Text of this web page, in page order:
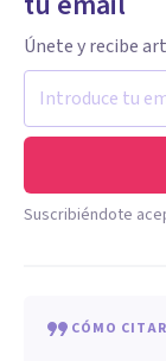
Únete y recibe
Suscribiéndote
CÓMO